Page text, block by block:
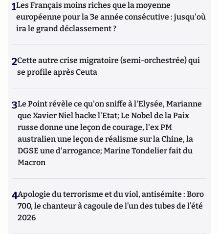
1Les Français moins riches que la moyenne
européenne pour la 3e année consécutive : jusqu'où
ira le grand déclassement ?
2Cette autre crise migratoire (semi-orchestrée) qui
se profile après Ceuta
3Le Point révèle ce qu'on sniffe à l'Elysée, Marianne
que Xavier Niel hacke l'Etat; Le Nobel de la Paix
russe donne une leçon de courage, l'ex PM
australien une leçon de réalisme sur la Chine, la
DGSE une d'arrogance; Marine Tondelier fait du
Macron
4Apologie du terrorisme et du viol, antisémite : Boro
700, le chanteur à cagoule de l’un des tubes de l’été
2026